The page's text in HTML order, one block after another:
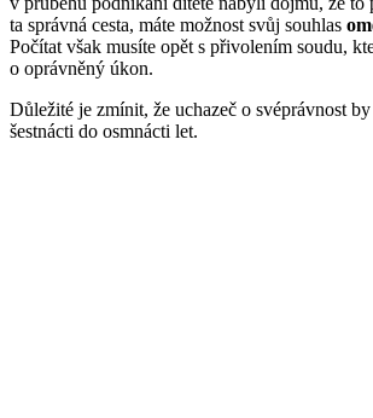
ta správná cesta, máte možnost svůj souhlas
Počítat však musíte opět s přivolením soudu,
o oprávněný úkon.
Důležité je zmínit, že uchazeč o svéprávnost
šestnácti do osmnácti let.